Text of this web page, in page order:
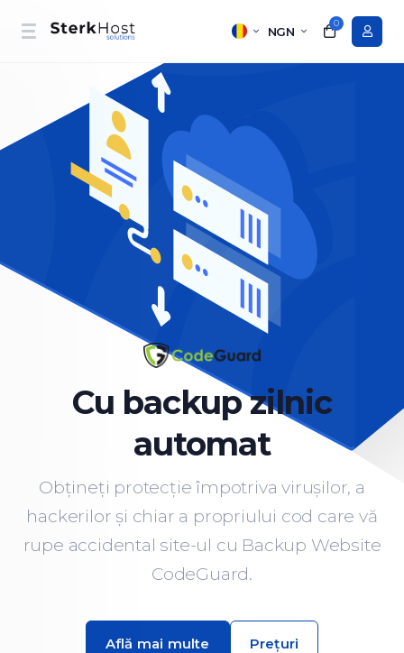
NGN
0
Cu backup zilnic
automat
Obțineți protecție împotriva virușilor, a
hackerilor și chiar a propriului cod care vă
rupe accidental site-ul cu Backup Website
CodeGuard.
Află mai multe Prețuri